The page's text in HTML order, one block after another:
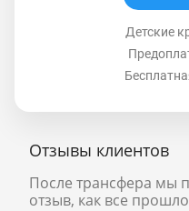
Детские
Отзывы клиентов
После трансфера мы
отзыв, как все прошло